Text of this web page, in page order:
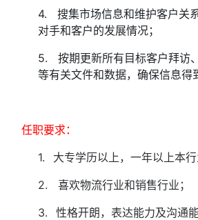
4. 搜集市场信息和维护客户关
对手和客户的发展情况；
5. 按期更新所有目标客户拜访
等有关文件和数据，确保信息得
任职要求：
1.
大专学历以上，一年以上本行
2. 喜欢物流行业和销售行业；
3.
性格开朗，表达能力及沟通